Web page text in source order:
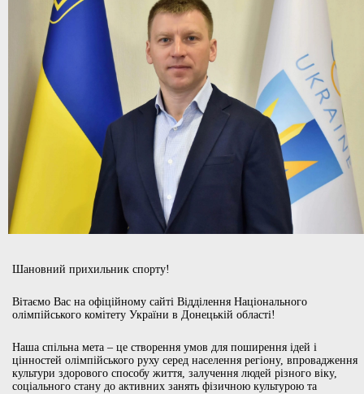
Шановний прихильник спорту!
Вітаємо Вас на офіційному сайті Відділення Національного
олімпійського комітету України в Донецькій області!
Наша спільна мета – це створення умов для поширення ідей і
цінностей олімпійського руху серед населення регіону, впровадження
культури здорового способу життя, залучення людей різного віку,
соціального стану до активних занять фізичною культурою та